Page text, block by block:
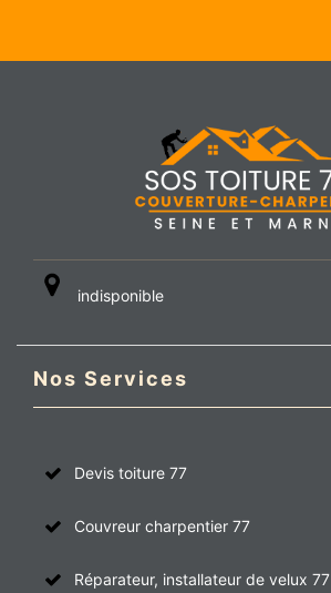
indisponible
Nos Services
Devis toiture 77
Couvreur charpentier 77
Réparateur, installateur de velux 77